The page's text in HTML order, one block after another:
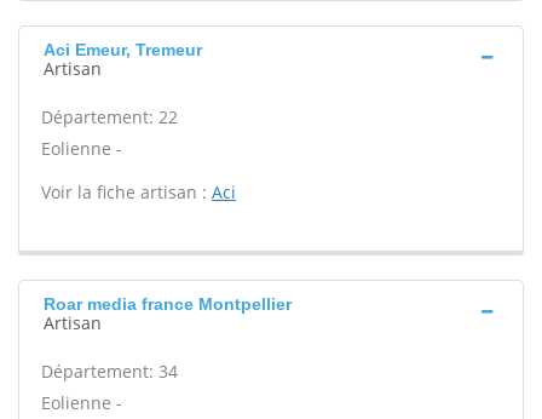
Aci Emeur, Tremeur
Artisan
Département: 22
Eolienne -
Voir la fiche artisan : Aci
Roar media france Montpellier
Artisan
Département: 34
Eolienne -